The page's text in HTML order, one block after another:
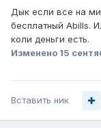
Дык если все на
бесплатный Abills.
коли деньги есть.
Изменено 15
Вставить ник